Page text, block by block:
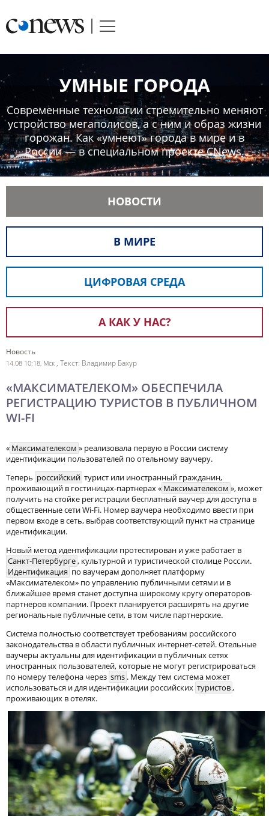
УМНЫЕ ГОРОДА
Современные технологии стремительно меняют
устройство мегаполисов, а с ним и образ жизни
горожан. Как «умнеют» города в мире и в
России — в специальном проекте CNews.
НОВОСТИ
В МИРЕ
ЦИФРОВАЯ СРЕДА
А КАК У НАС?
Новость
14.08 10:18, Мск , Текст: Владимир Бахур
«МАКСИМАТЕЛЕКОМ» ОБЕСПЕЧИЛА
РЕГИСТРАЦИЮ ТУРИСТОВ В ПУБЛИЧНОМ
WI-FI
« Максимателеком » реализовала первую в России систему
идентификации пользователей по отельному ваучеру.
Теперь российский турист или иностранный гражданин,
проживающий в гостиницах-партнерах « Максимателеком », может
получить на стойке регистрации бесплатный ваучер для доступа в
общественные сети Wi-Fi. Номер ваучера необходимо ввести при
первом входе в сеть, выбрав соответствующий пункт на странице
идентификации.
Новый метод идентификации протестирован и уже работает в
Санкт-Петербурге, культурной и туристической столице России.
Идентификация по ваучерам дополняет платформу
«Максимателеком» по управлению публичными сетями и в
ближайшее время станет доступна широкому кругу операторов-
партнеров компании. Проект планируется расширять на другие
региональные публичные сети, в том числе партнерские.
Система полностью соответствует требованиям российского
законодательства в области публичных интернет-сетей. Отельные
ваучеры актуальны для идентификации в публичных сетях
иностранных пользователей, которые не могут регистрироваться
по номеру телефона через sms . Между тем система может
использоваться и для идентификации российских туристов ,
проживающих в отелях.